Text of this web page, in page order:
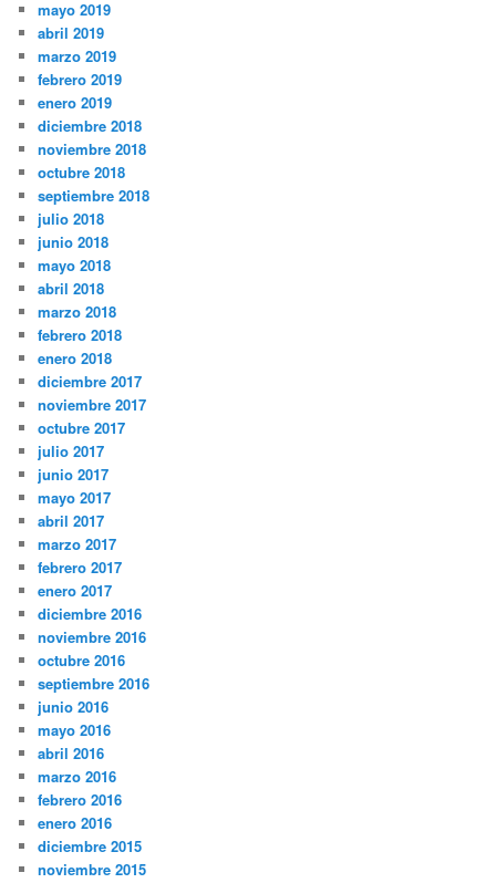
mayo 2019
abril 2019
marzo 2019
febrero 2019
enero 2019
diciembre 2018
noviembre 2018
octubre 2018
septiembre 2018
julio 2018
junio 2018
mayo 2018
abril 2018
marzo 2018
febrero 2018
enero 2018
diciembre 2017
noviembre 2017
octubre 2017
julio 2017
junio 2017
mayo 2017
abril 2017
marzo 2017
febrero 2017
enero 2017
diciembre 2016
noviembre 2016
octubre 2016
septiembre 2016
junio 2016
mayo 2016
abril 2016
marzo 2016
febrero 2016
enero 2016
diciembre 2015
noviembre 2015